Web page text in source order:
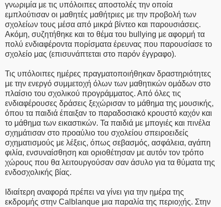
γνωριμία με τις υπόλοιπες αποστολές την οποία
εμπλούτισαν οι μαθητές μαθήτριες με την προβολή των
σχολείων τους μέσα από μικρά βίντεο και παρουσιάσεις.
Ακόμη, συζητήθηκε και το θέμα του bullying με αφορμή τα
πολύ ενδιαφέροντα πορίσματα έρευνας που παρουσίασε το
σχολείο μας (επισυνάπτεται στο παρόν έγγραφο).
Τις υπόλοιπες ημέρες πραγματοποιήθηκαν δραστηριότητες
με την ενεργό συμμετοχή όλων των μαθητικών ομάδων στο
πλαίσιο του σχολικού προγράμματος. Από όλες τις
ενδιαφέρουσες δράσεις ξεχώρισαν το μάθημα της μουσικής,
όπου τα παιδιά έπαιξαν το παραδοσιακό κρουστό καχόν και
το μάθημα των εικαστικών. Τα παιδιά με μπογιές και πινέλα
σχημάτισαν στο προαύλιο του σχολείου σπειροειδείς
σχηματισμούς με λέξεις, όπως σεβασμός, ασφάλεια, αγάπη
φιλία, ενσυναίσθηση και οριοθέτησαν με αυτόν τον τρόπο
χώρους που θα λειτουργούσαν σαν άσυλο για τα θύματα της
ενδοσχολικής βίας.
Ιδιαίτερη αναφορά πρέπει να γίνει για την ημέρα της
εκδρομής στην Calblanque μια παραλία της περιοχής. Στην